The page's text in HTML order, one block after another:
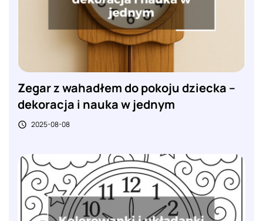
Zegar z wahadłem do pokoju dziecka –
dekoracja i nauka w jednym
 2025-08-08